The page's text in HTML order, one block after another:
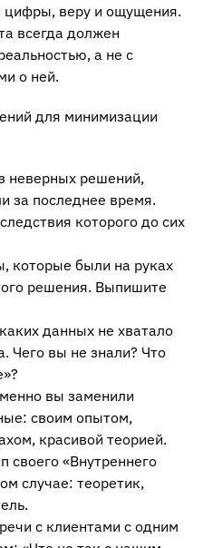
цифры, веру и ощущения.
всегда должен
а не с
о ней.
для минимизации
неверных решений,
за последнее время.
которого до сих
которые были на руках
решения. Выпишите
данных не хватало
Чего вы не знали? Что
вы заменили
своим опытом,
красивой теорией.
своего «Внутреннего
случае: теоретик,
с клиентами с одним